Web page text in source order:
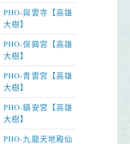
PHO-與雲寺【高雄
大樹】
PHO-保興宮【高雄
大樹】
PHO-青雲宮【高雄
大樹】
PHO-鎮安宮【高雄
大樹】
PHO-九龍天地殿仙